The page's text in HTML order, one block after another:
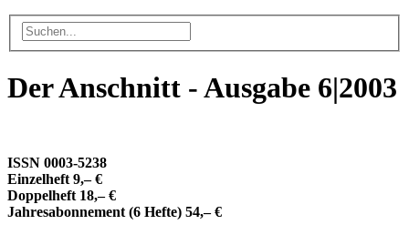
Der Anschnitt - Ausgabe 6|2003
ISSN 0003-5238
Einzelheft 9,– €
Doppelheft 18,– €
Jahresabonnement (6 Hefte) 54,– €